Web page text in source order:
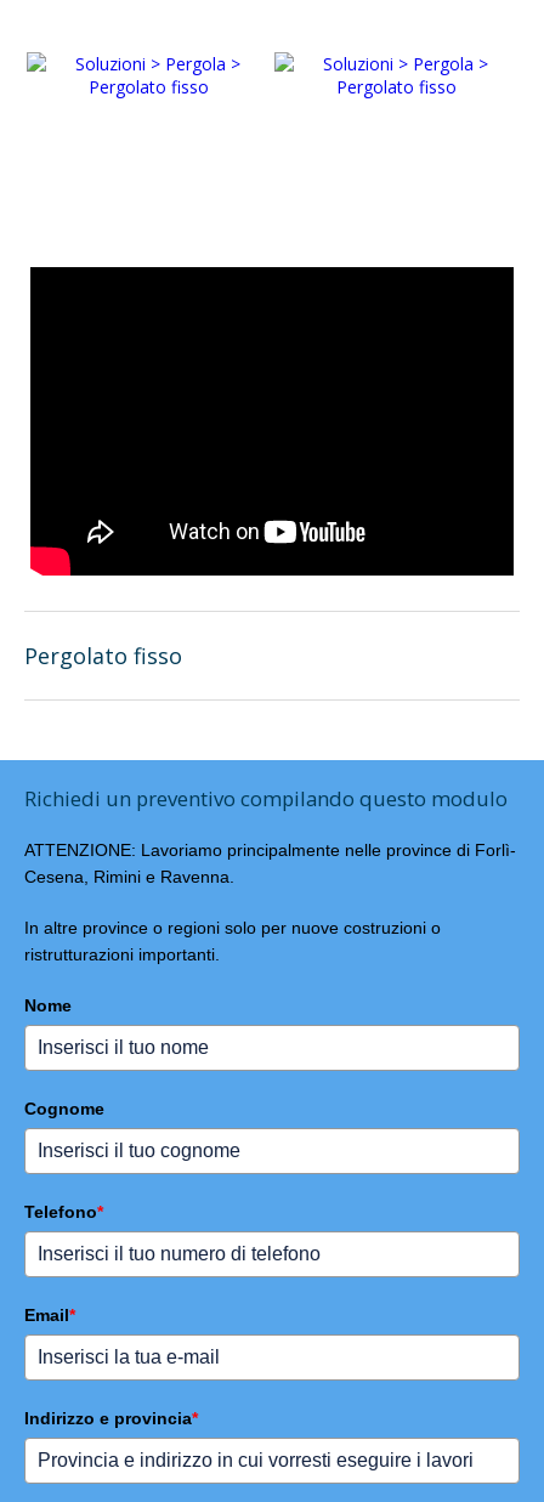
Pergolato fisso
Richiedi un preventivo compilando questo modulo
ATTENZIONE: Lavoriamo principalmente nelle province di Forlì-
Cesena, Rimini e Ravenna.
In altre province o regioni solo per nuove costruzioni o
ristrutturazioni importanti.
Nome
Cognome
Telefono*
Email*
Indirizzo e provincia*